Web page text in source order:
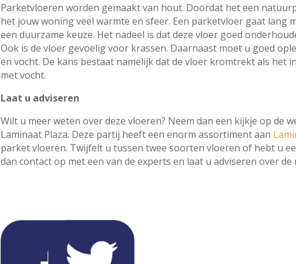
Parketvloeren worden gemaakt van hout. Doordat het een
het jouw woning veel warmte en sfeer. Een parketvloer gaat lang
een duurzame keuze. Het nadeel is dat deze vloer goed
Ook is de vloer gevoelig voor krassen. Daarnaast moet u goed
en vocht. De kans bestaat namelijk dat de vloer kromtrekt als het
met vocht.
Laat u adviseren
Wilt u meer weten over deze vloeren? Neem dan een kijkje op de
Laminaat Plaza. Deze partij heeft een enorm assortiment aan
parket vloeren. Twijfelt u tussen twee soorten vloeren of hebt u
dan contact op met een van de experts en laat u adviseren over de